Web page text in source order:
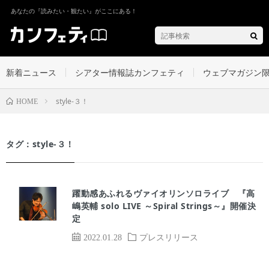
あなたの『読みたい・観たい』がここにある！
新着ニュース シアター情報誌カンフェティ ウェブマガジン
HOME style-３！
タグ：style-３！
2022.01.28 プレスリリース
躍動感あふれるヴァイオリンソロライブ 『高
嶋英輔 solo LIVE ～Spiral Strings～』開催決
定